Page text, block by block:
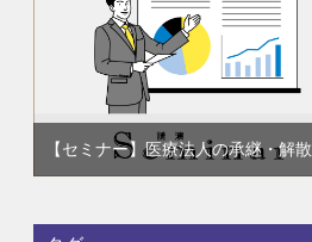
【セミナー】医療法人の承継・解散